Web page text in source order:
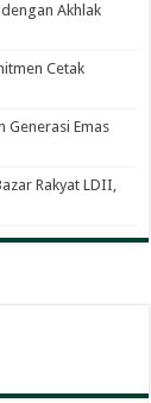
Akhlak
Cetak
Generasi Emas
Rakyat LDII,